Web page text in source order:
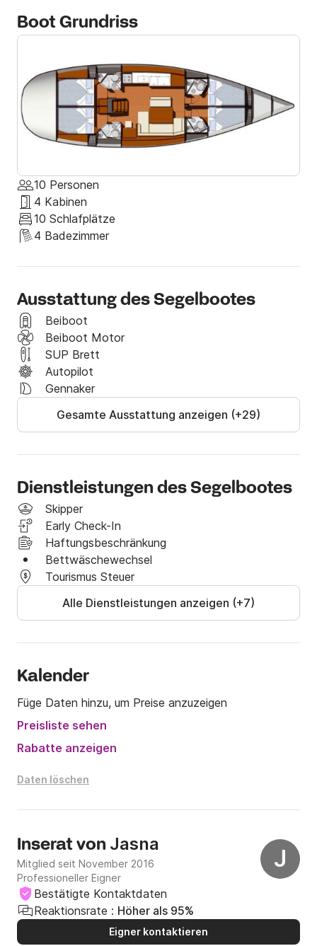
haben, der Sie mit meinem Skipper verbindet.
Wenn Sie irgendwelche Fragen haben, zögern Sie
nicht mich zu kontaktieren.
Boot Grundriss
10 Personen
4 Kabinen
10 Schlafplätze
4 Badezimmer
Ausstattung des Segelbootes
Beiboot
Beiboot Motor
SUP Brett
Autopilot
Gennaker
Gesamte Ausstattung anzeigen (+29)
Dienstleistungen des Segelbootes
Skipper
Early Check-In
Haftungsbeschränkung
Bettwäschewechsel
Tourismus Steuer
Alle Dienstleistungen anzeigen (+7)
Kalender
Füge Daten hinzu, um Preise anzuzeigen
Preisliste sehen
Rabatte anzeigen
Daten löschen
J
Inserat von Jasna
Mitglied seit November 2016
Professioneller Eigner
Bestätigte Kontaktdaten
Reaktionsrate : Höher als 95%
Eigner kontaktieren